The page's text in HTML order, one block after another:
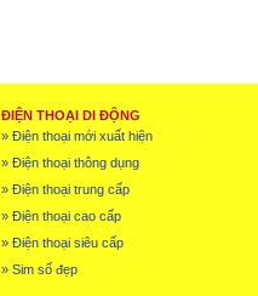
ĐIỆN THOẠI DI ĐỘNG
» Điện thoại mới xuất hiện
» Điện thoại thông dụng
» Điện thoại trung cấp
» Điện thoại cao cấp
» Điện thoại siêu cấp
» Sim số đẹp